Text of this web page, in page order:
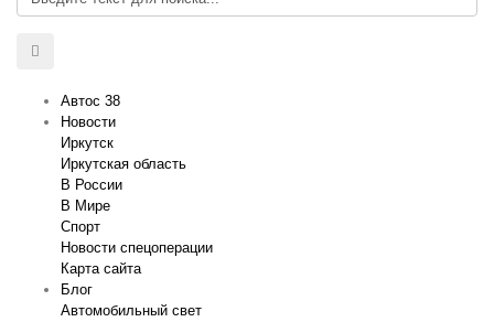
Автос 38
Новости
Иркутск
Иркутская область
В России
В Мире
Спорт
Новости спецоперации
Карта сайта
Блог
Автомобильный свет